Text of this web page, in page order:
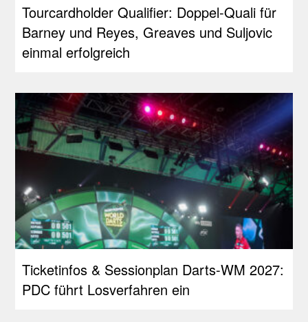
Tourcardholder Qualifier: Doppel-Quali für
Barney und Reyes, Greaves und Suljovic
einmal erfolgreich
Ticketinfos & Sessionplan Darts-WM 2027:
PDC führt Losverfahren ein